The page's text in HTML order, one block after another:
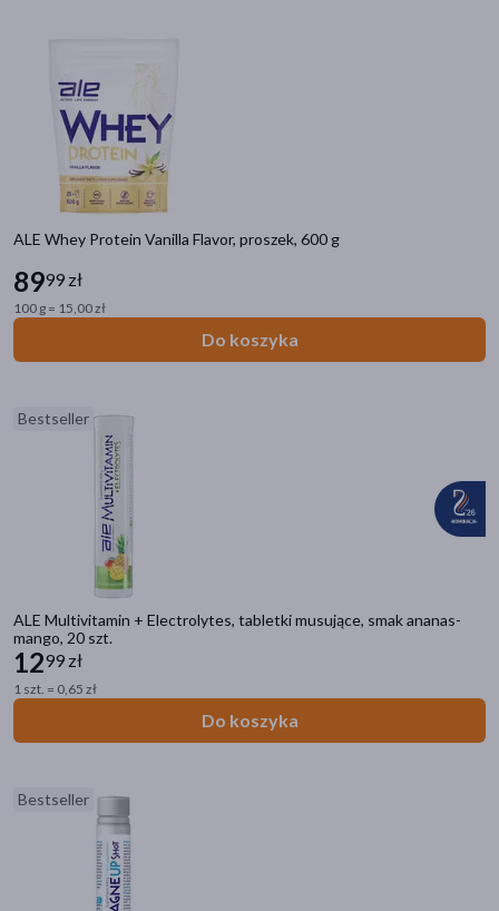
Hit
ALE Whey Protein Vanilla Flavor, proszek, 600 g
8999 zł
100 g = 15,00 zł
Do koszyka
Bestseller
ALE Multivitamin + Electrolytes, tabletki musujące, smak ananas-
mango, 20 szt.
1299 zł
1 szt. = 0,65 zł
Do koszyka
Bestseller